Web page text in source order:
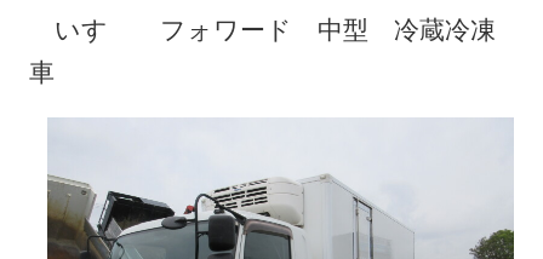
いすゞ フォワード 中型 冷蔵冷凍
車